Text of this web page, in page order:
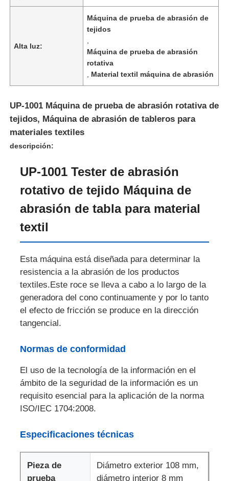
Inicio
Visita a la fábrica
Control de Calidad
Contacto
Solicitar una cotización
Equipo de la prueba de laboratorio
Máquina de prueba universal
Alta luz:
Máquina de prueba de abrasión de
tejidos
Máquina de prueba de abrasión
rotativa
Material textil máquina de abrasión
UP-1001 Máquina de prueba de abrasión rotativa de
tejidos, Máquina de abrasión de tableros para
materiales textiles
descripción:
UP-1001 Tester de abrasión
rotativo de tejido Máquina de
abrasión de tabla para material
textil
Esta máquina está diseñada para determinar la
resistencia a la abrasión de los productos
textiles.Este roce se lleva a cabo a lo largo de la
generadora del cono continuamente y por lo tanto
el efecto de fricción se produce en la dirección
tangencial.
Normas de conformidad
El uso de la tecnología de la información en el
ámbito de la seguridad de la información es un
requisito esencial para la aplicación de la norma
ISO/IEC 1704:2008.
Especificaciones técnicas
Pieza de
prueba
Diámetro exterior 108 mm,
diámetro interior 8 mm